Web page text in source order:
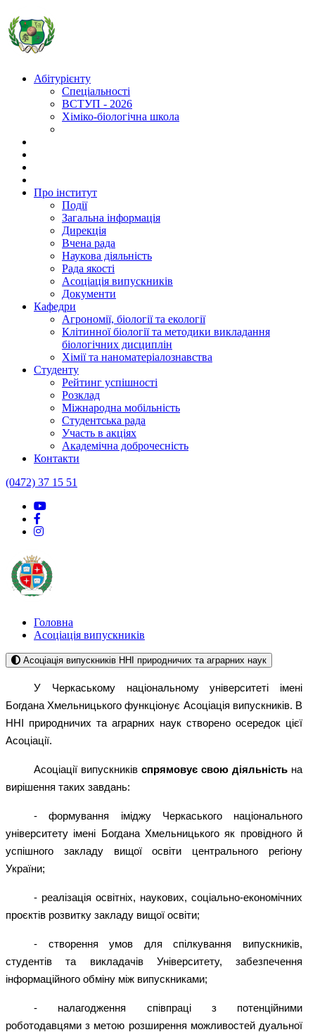
Абітурієнту
Спеціальності
ВСТУП - 2026
Хіміко-біологічна школа
Про інститут
Події
Загальна інформація
Дирекція
Вчена рада
Наукова діяльність
Рада якості
Асоціація випускників
Документи
Кафедри
Агрономії, біології та екології
Клітинної біології та методики викладання
біологічних дисциплін
Хімії та наноматеріалознавства
Студенту
Рейтинг успішності
Розклад
Міжнародна мобільність
Студентська рада
Участь в акціях
Академічна доброчесність
Контакти
(0472) 37 15 51
Головна
Асоціація випускників
Асоціація випускників ННІ природничих та аграрних наук
У Черкаському національному університеті імені
Богдана Хмельницького функціонує Асоціація випускників. В
ННІ природничих та аграрних наук створено осередок цієї
Асоціації.
Асоціації випускників спрямовує свою діяльність на
вирішення таких завдань:
- формування іміджу Черкаського національного
університету імені Богдана Хмельницького як провідного й
успішного закладу вищої освіти центрального регіону
України;
- реалізація освітніх, наукових, соціально-економічних
проєктів розвитку закладу вищої освіти;
- створення умов для спілкування випускників,
студентів та викладачів Університету, забезпечення
інформаційного обміну між випускниками;
- налагодження співпраці з потенційними
роботодавцями з метою розширення можливостей дуальної